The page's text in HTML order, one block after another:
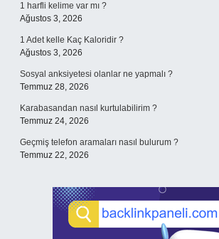
1 harfli kelime var mı ?
Ağustos 3, 2026
1 Adet kelle Kaç Kaloridir ?
Ağustos 3, 2026
Sosyal anksiyetesi olanlar ne yapmalı ?
Temmuz 28, 2026
Karabasandan nasıl kurtulabilirim ?
Temmuz 24, 2026
Geçmiş telefon aramaları nasıl bulurum ?
Temmuz 22, 2026